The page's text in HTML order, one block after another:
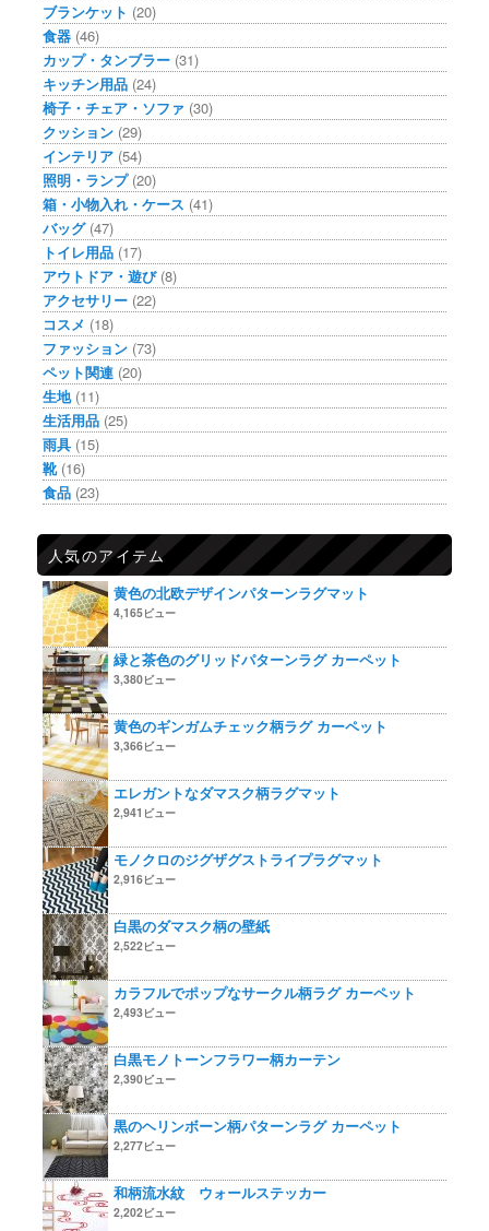
ブランケット (20)
食器 (46)
カップ・タンブラー (31)
キッチン用品 (24)
椅子・チェア・ソファ (30)
クッション (29)
インテリア (54)
照明・ランプ(20)
箱・小物入れ・ケース (41)
バッグ(47)
トイレ用品 (17)
アウトドア・遊び(8)
アクセサリー (22)
コスメ (18)
ファッション (73)
ペット関連 (20)
生地(11)
生活用品 (25)
雨具 (15)
靴(16)
食品 (23)
人気のアイテム
黄色の北欧デザインパターンラグマット
4,165ビュー
緑と茶色のグリッドパターンラグ カーペット
3,380ビュー
黄色のギンガムチェック柄ラグ カーペット
3,366ビュー
エレガントなダマスク柄ラグマット
2,941ビュー
モノクロのジグザグストライプラグマット
2,916ビュー
白黒のダマスク柄の壁紙
2,522ビュー
カラフルでポップなサークル柄ラグ カーペット
2,493ビュー
白黒モノトーンフラワー柄カーテン
2,390ビュー
黒のヘリンボーン柄パターンラグ カーペット
2,277ビュー
和柄流水紋 ウォールステッカー
2,202ビュー